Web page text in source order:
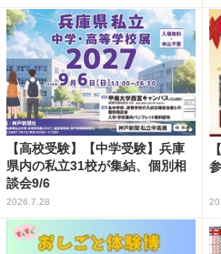
【高校受験】【中学受験】兵庫
県内の私立31校が集結、個別相
談会9/6
2026.7.28